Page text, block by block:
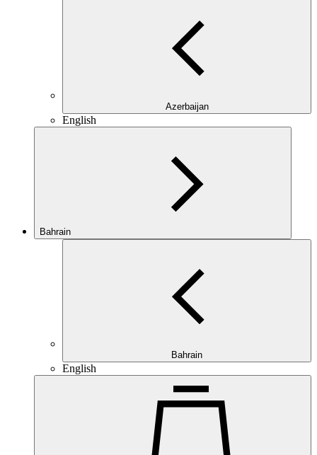
Azerbaijan
English
Bahrain
Bahrain
English